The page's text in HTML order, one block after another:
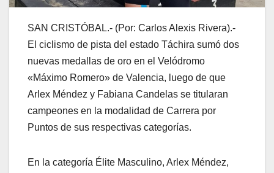
SAN CRISTÓBAL.- (Por: Carlos Alexis Rivera).- ​
El ciclismo de pista del estado Táchira sumó dos
nuevas medallas de oro en el Velódromo
«Máximo Romero» de Valencia, luego de que
Arlex Méndez y Fabiana Candelas se titularan
campeones en la modalidad de Carrera por
Puntos de sus respectivas categorías.
​En la categoría Élite Masculino, Arlex Méndez,